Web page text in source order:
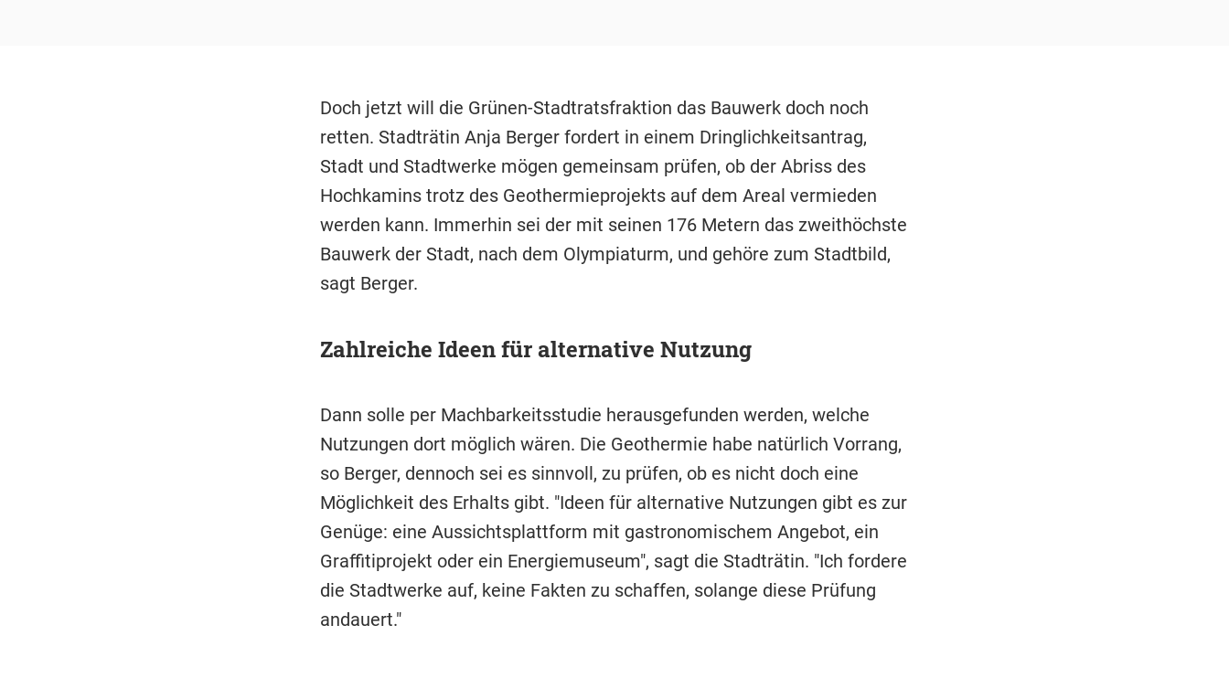
Doch jetzt will die Grünen-Stadtratsfraktion das Bauwerk doch noch
retten. Stadträtin Anja Berger fordert in einem Dringlichkeitsantrag,
Stadt und Stadtwerke mögen gemeinsam prüfen, ob der Abriss des
Hochkamins trotz des Geothermieprojekts auf dem Areal vermieden
werden kann. Immerhin sei der mit seinen 176 Metern das zweithöchste
Bauwerk der Stadt, nach dem Olympiaturm, und gehöre zum Stadtbild,
sagt Berger.
Zahlreiche Ideen für alternative Nutzung
Dann solle per Machbarkeitsstudie herausgefunden werden, welche
Nutzungen dort möglich wären. Die Geothermie habe natürlich Vorrang,
so Berger, dennoch sei es sinnvoll, zu prüfen, ob es nicht doch eine
Möglichkeit des Erhalts gibt. "Ideen für alternative Nutzungen gibt es zur
Genüge: eine Aussichtsplattform mit gastronomischem Angebot, ein
Graffitiprojekt oder ein Energiemuseum", sagt die Stadträtin. "Ich fordere
die Stadtwerke auf, keine Fakten zu schaffen, solange diese Prüfung
andauert."